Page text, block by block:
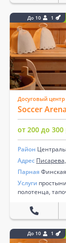
До 10 1
Досуговый центр
Soccer Arena
от 200 до 300
Район
Адрес
Парная Финская
Услуги
полотенца,
До 10 1